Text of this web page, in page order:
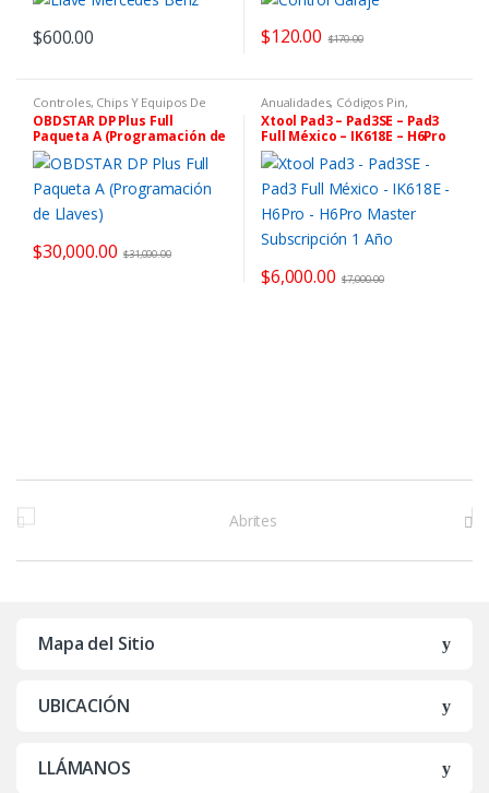
$600.00 $120.00 $170.00
Controles, Chips Y Equipos De
Programación,OBDSTAR
OBDSTAR DP Plus Full
Paqueta A (Programación de
Llaves)
$30,000.00 $31,000.00
Anualidades, Códigos Pin,
Software y Tokens,Fabricante,
Xtool & Autopropad
Xtool Pad3 – Pad3SE – Pad3
Full México – IK618E – H6Pro
– H6Pro Master Subscripción
1 Año
$6,000.00 $7,000.00
M
Mapa del Sitio
UBICACIÓN
LLÁMANOS